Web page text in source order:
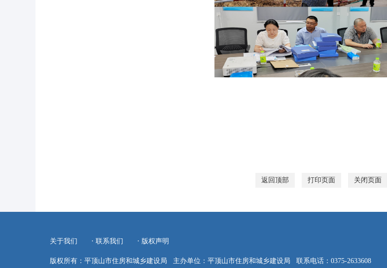
返回顶部 打印页面 关闭页面
关于我们 · 联系我们 · 版权声明
版权所有：平顶山市住房和城乡建设局 主办单位：平顶山市住房和城乡建设局 联系电话：0375-2633608